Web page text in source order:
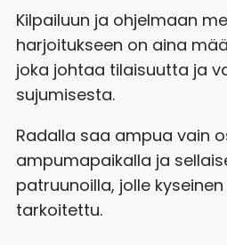
Kilpailuun ja ohjelmaan
harjoitukseen on aina
joka johtaa tilaisuutta ja
sujumisesta.
Radalla saa ampua vain
ampumapaikalla ja
patruunoilla, jolle
tarkoitettu.